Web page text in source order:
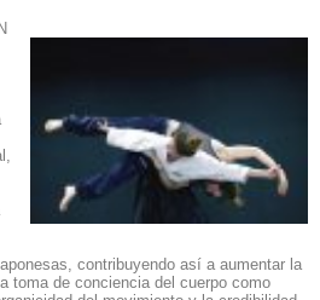
contribuyendo así a aumentar la
toma de conciencia del cuerpo como